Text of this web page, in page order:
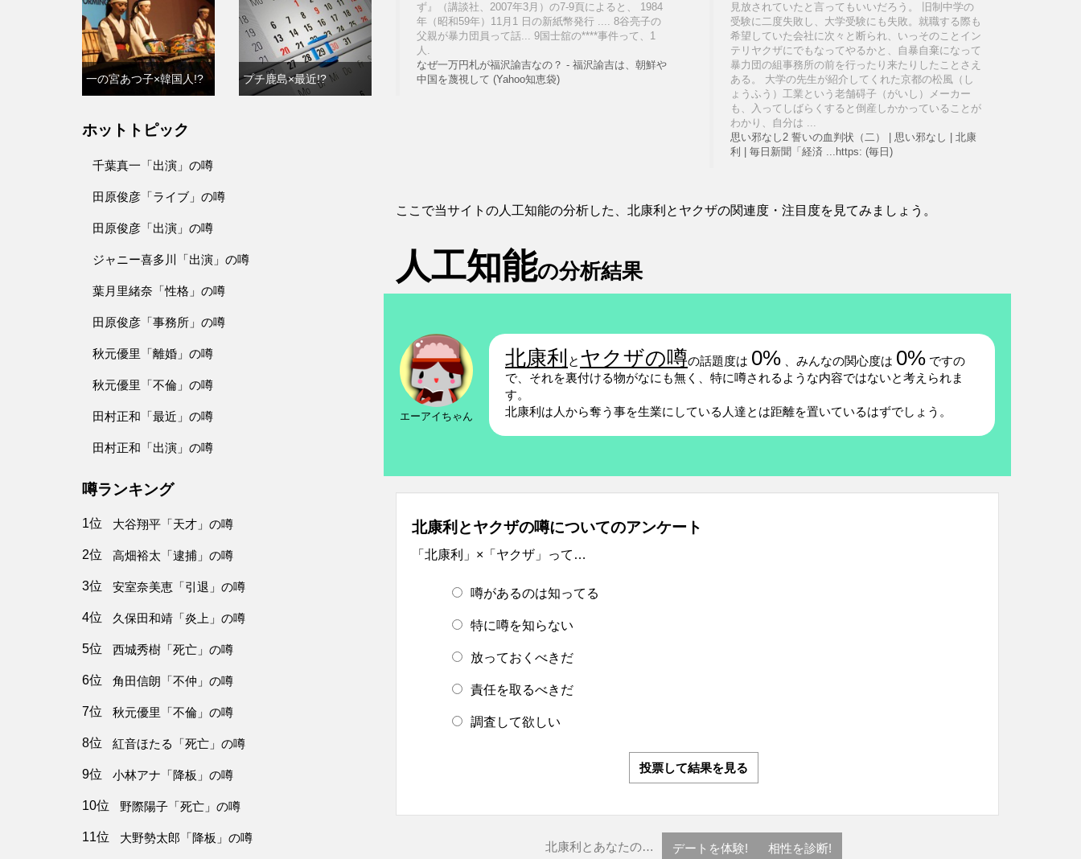
ず』（講談社、2007年3月）の7-9頁によると、 1984
年（昭和59年）11月1 日の新紙幣発行 .... 8谷亮子の
父親が暴力団員って話... 9国士舘の****事件って、1
人.
なぜ一万円札が福沢諭吉なの？ - 福沢諭吉は、朝鮮や
中国を蔑視して (Yahoo知恵袋)
見放されていたと言ってもいいだろう。 旧制中学の
受験に二度失敗し、大学受験にも失敗。就職する際も
希望していた会社に次々と断られ、いっそのことイン
テリヤクザにでもなってやるかと、自暴自棄になって
暴力団の組事務所の前を行ったり来たりしたことさえ
ある。 大学の先生が紹介してくれた京都の松風（し
ょうふう）工業という老舗碍子（がいし）メーカー
も、入ってしばらくすると倒産しかかっていることが
わかり、自分は ...
思い邪なし2 誓いの血判状（二） | 思い邪なし | 北康
利 | 毎日新聞「経済 ...https: (毎日)
ここで当サイトの人工知能の分析した、北康利とヤクザの関連度・注目度を見てみましょう。
人工知能の分析結果
エーアイちゃん
北康利 と ヤクザの噂の話題度は 0% 、みんなの関心度は 0% ですの
で、それを裏付ける物がなにも無く、特に噂されるような内容ではないと考えられま
す。
北康利は人から奪う事を生業にしている人達とは距離を置いているはずでしょう。
北康利とヤクザの噂についてのアンケート
「北康利」×「ヤクザ」って…
噂があるのは知ってる
特に噂を知らない
放っておくべきだ
責任を取るべきだ
調査して欲しい
投票して結果を見る
北康利とあなたの… デートを体験! 相性を診断!
一の宮あつ子×韓国人!? プチ鹿島×最近!?
ホットトピック
千葉真一「出演」の噂
田原俊彦「ライブ」の噂
田原俊彦「出演」の噂
ジャニー喜多川「出演」の噂
葉月里緒奈「性格」の噂
田原俊彦「事務所」の噂
秋元優里「離婚」の噂
秋元優里「不倫」の噂
田村正和「最近」の噂
田村正和「出演」の噂
噂ランキング
1位 大谷翔平「天才」の噂
2位 高畑裕太「逮捕」の噂
3位 安室奈美恵「引退」の噂
4位 久保田和靖「炎上」の噂
5位 西城秀樹「死亡」の噂
6位 角田信朗「不仲」の噂
7位 秋元優里「不倫」の噂
8位 紅音ほたる「死亡」の噂
9位 小林アナ「降板」の噂
10位 野際陽子「死亡」の噂
11位 大野勢太郎「降板」の噂